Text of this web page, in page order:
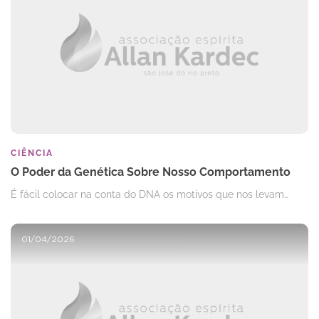
CIÊNCIA
O Poder da Genética Sobre Nosso Comportamento
É fácil colocar na conta do DNA os motivos que nos levam…
01/04/2026